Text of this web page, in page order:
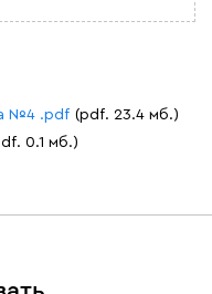
№4 .pdf (pdf. 23.4 мб.)
0.1 мб.)